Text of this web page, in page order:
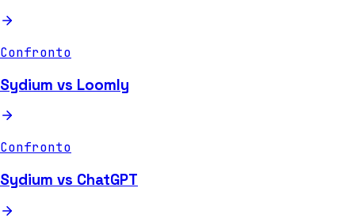
Confronto
Sydium vs Loomly
Confronto
Sydium vs ChatGPT